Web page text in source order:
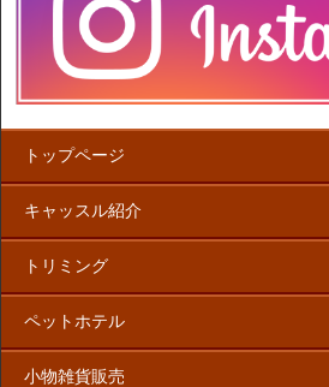
トップページ
キャッスル紹介
トリミング
ペットホテル
小物雑貨販売